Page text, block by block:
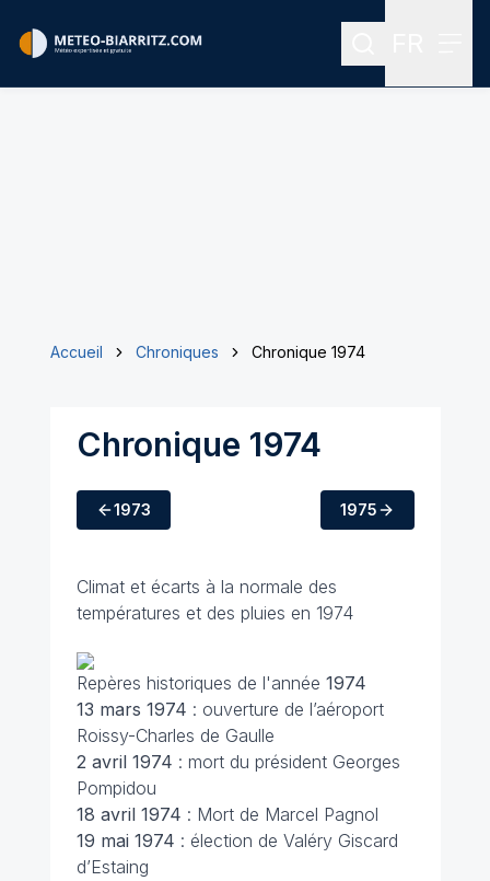
Rechercher
Accueil Chroniques Chronique 1974
Chronique 1974
1973 1975
Climat et écarts à la normale des
températures et des pluies en 1974
Repères historiques de l'année 1974
13 mars 1974 : ouverture de l’aéroport
Roissy-Charles de Gaulle
2 avril 1974 : mort du président Georges
Pompidou
18 avril 1974 : Mort de Marcel Pagnol
19 mai 1974 : élection de Valéry Giscard
d’Estaing